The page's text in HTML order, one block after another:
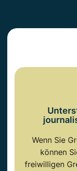
Wenn Sie
können
freiwilligen